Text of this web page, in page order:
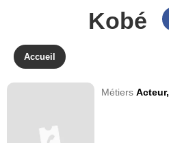
Kobé
Accueil
MétiersActeur,